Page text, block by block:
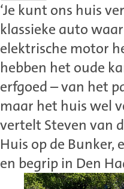
‘Je kunt ons huis
klassieke auto
elektrische motor
hebben het oude
erfgoed – van het
maar het huis wel
vertelt Steven van
Huis op de
en begrip in Den